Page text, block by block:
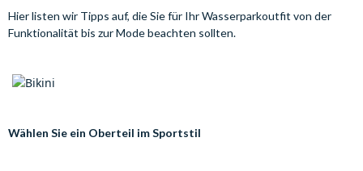
Hier listen wir Tipps auf, die Sie für Ihr Wasserparkoutfit von der
Funktionalität bis zur Mode beachten sollten.
Wählen Sie ein Oberteil im Sportstil